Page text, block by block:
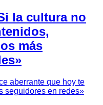
la cultura no
más